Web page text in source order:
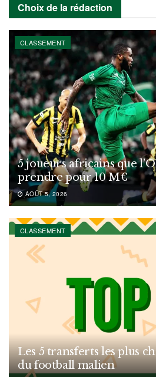
Choix de la rédaction
CLASSEMENT
5 joueurs africains que
prendre pour 10 M€
AOÛT 5, 2026
CLASSEMENT
Les 5 transferts les plus
du football malien